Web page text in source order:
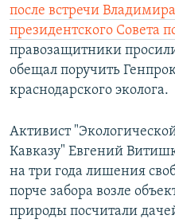
после встречи
президентского Совета
правозащитники
обещал поручить
краснодарского эколога.
Активист
Кавказу" Евгений
на три года лишения
порче забора возле
природы посчитали